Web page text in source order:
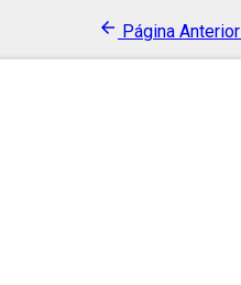
arrow_back Página Anterior